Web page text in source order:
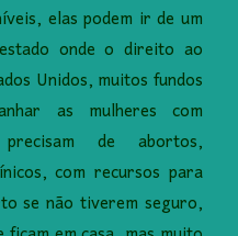
elas podem ir de um
onde o direito ao
Unidos, muitos fundos
as mulheres com
de abortos,
com recursos para
se não tiverem seguro,